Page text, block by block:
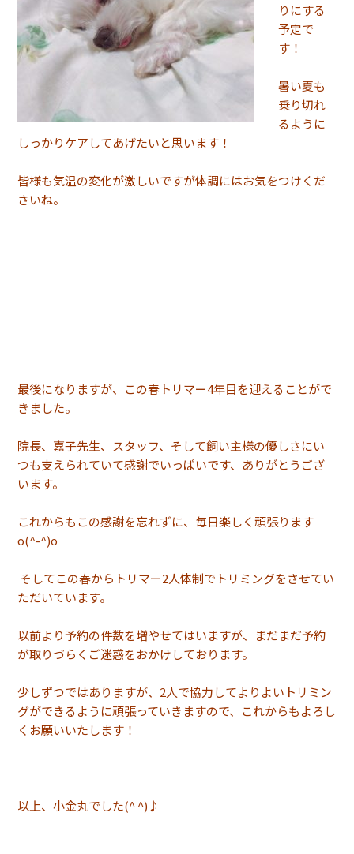
りにする
予定で
す！
暑い夏も
乗り切れ
るように
しっかりケアしてあげたいと思います！
皆様も気温の変化が激しいですが体調にはお気をつけくだ
さいね。
最後になりますが、この春トリマー4年目を迎えることがで
きました。
院長、嘉子先生、スタッフ、そして飼い主様の優しさにい
つも支えられていて感謝でいっぱいです、ありがとうござ
います。
これからもこの感謝を忘れずに、毎日楽しく頑張ります
o(^-^)o
そしてこの春からトリマー2人体制でトリミングをさせてい
ただいています。
以前より予約の件数を増やせてはいますが、まだまだ予約
が取りづらくご迷惑をおかけしております。
少しずつではありますが、2人で協力してよりよいトリミン
グができるように頑張っていきますので、これからもよろし
くお願いいたします！
以上、小金丸でした(^ ^)♪